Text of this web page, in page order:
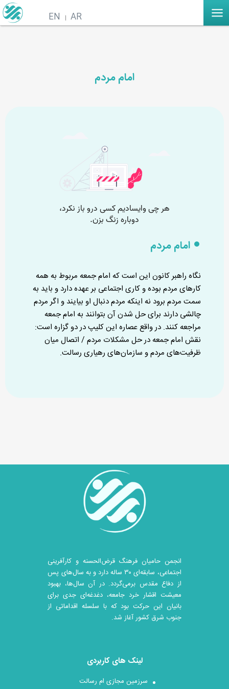
AR
EN
امام مردم
امام مردم
نگاه راهبر کانون این است که امام جمعه مربوط به همه
کارهای مردم بوده و کاری اجتماعی بر عهده دارد و باید به
سمت مردم برود نه اینکه مردم دنبال او بیایند و اگر مردم
چالشی دارند برای حل شدن آن بتوانند به امام جمعه
مراجعه کنند. در واقع عصاره این کلیپ در دو گزاره است:
نقش امام جمعه در حل مشکلات مردم / اتصال میان
ظرفیت‌های مردم و سازمان‌های رهیاری رسالت.
انجمن حامیان فرهنگ قرض‌الحسنه و کارآفرینی
اجتماعی، سابقه‌ای ۳۰ ساله دارد و به سال‌های پس
از دفاع مقدس برمی‌گردد. در آن سال‎‌ها، بهبود
معیشت اقشار خرد جامعه، دغدغه‌ای جدی برای
بانیان این حرکت بود که با سلسله اقداماتی از
جنوب شرق کشور آغاز شد.
لینک های کاربردی
سرزمین مجازی ام رسالت